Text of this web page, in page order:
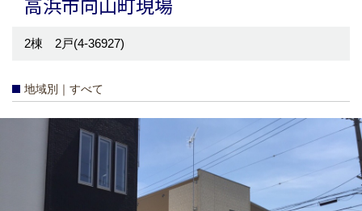
2棟 2戸(4-36927)
地域別｜すべて